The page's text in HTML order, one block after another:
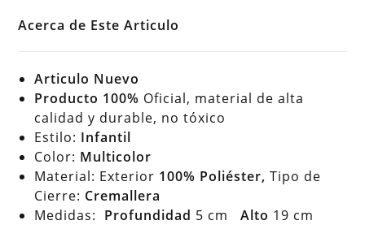
Acerca de Este Articulo
Articulo Nuevo
Producto 100% Oficial, material de alta
calidad y durable, no tóxico
Estilo: Infantil
Color: Multicolor
Material: Exterior 100% Poliéster,Tipo de
Cierre: Cremallera
Medidas: Profundidad 5 cm Alto 19 cm